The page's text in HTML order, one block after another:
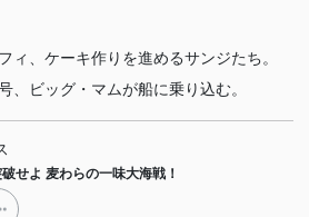
ィ、ケーキ作りを進めるサンジたち。
、ビッグ・マムが船に乗り込む。
せよ 麦わらの一味大海戦！